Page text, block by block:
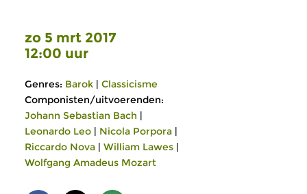
zo 5 mrt 2017
12:00 uur
Genres: Barok | Classicisme
Componisten/uitvoerenden:
Johann Sebastian Bach |
Leonardo Leo | Nicola Porpora |
Riccardo Nova | William Lawes |
Wolfgang Amadeus Mozart